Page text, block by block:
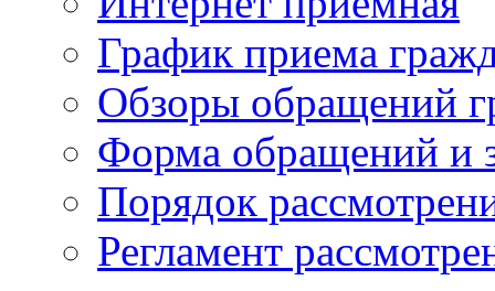
График приема
Обзоры обращений
Форма обращений и
Порядок
Регламент